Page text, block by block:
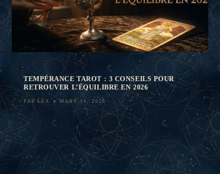
TEMPÉRANCE TAROT : 3 CONSEILS POUR
RETROUVER L’ÉQUILIBRE EN 2026
PAR LEA MARS 14, 2026